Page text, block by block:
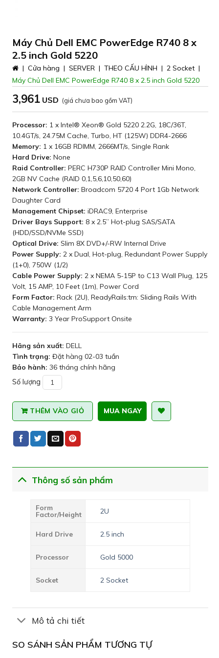
Máy Chủ Dell EMC PowerEdge R740 8 x
2.5 inch Gold 5220
| Cửa hàng | SERVER | THEO CẤU HÌNH | 2 Socket |
Máy Chủ Dell EMC PowerEdge R740 8 x 2.5 inch Gold 5220
3,961 (giá chưa bao gồm VAT)
Processor: 1 x Intel® Xeon® Gold 5220 2.2G, 18C/36T,
10.4GT/s, 24.75M Cache, Turbo, HT (125W) DDR4-2666
Memory: 1 x 16GB RDIMM, 2666MT/s, Single Rank
Hard Drive: None
Raid Controller: PERC H730P RAID Controller Mini Mono,
2GB NV Cache (RAID 0,1,5,6,10,50,60)
Network Controller: Broadcom 5720 4 Port 1Gb Network
Daughter Card
Management Chipset: iDRAC9, Enterprise
Driver Bays Support: 8 x 2.5” Hot-plug SAS/SATA
(HDD/SSD/NVMe SSD)
Optical Drive: Slim 8X DVD+/-RW Internal Drive
Power Supply: 2 x Dual, Hot-plug, Redundant Power Supply
(1+0), 750W (1/2)
Cable Power Supply: 2 x NEMA 5-15P to C13 Wall Plug, 125
Volt, 15 AMP, 10 Feet (1m), Power Cord
Form Factor: Rack (2U), ReadyRails:tm: Sliding Rails With
Cable Management Arm
Warranty: 3 Year ProSupport Onsite
Hãng sản xuất: DELL
Tình trạng: Đặt hàng 02-03 tuần
Bảo hành: 36 tháng chính hãng
Số lượng
THÊM VÀO GIỎ MUA NGAY
Thông số sản phẩm
Form
Factor/Height 2U
Hard Drive 2.5 inch
Processor Gold 5000
Socket 2 Socket
Mô tả chi tiết
SO SÁNH SẢN PHẨM TƯƠNG TỰ